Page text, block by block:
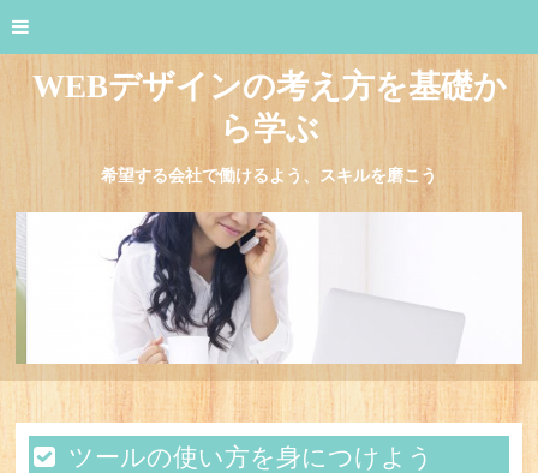
WEBデザインの考え方を基礎か
ら学ぶ
希望する会社で働けるよう、スキルを磨こう
ツールの使い方を身につけよう